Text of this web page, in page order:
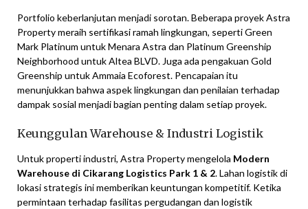
Portfolio keberlanjutan menjadi sorotan. Beberapa proyek Astra
Property meraih sertifikasi ramah lingkungan, seperti Green
Mark Platinum untuk Menara Astra dan Platinum Greenship
Neighborhood untuk Altea BLVD. Juga ada pengakuan Gold
Greenship untuk Ammaia Ecoforest. Pencapaian itu
menunjukkan bahwa aspek lingkungan dan penilaian terhadap
dampak sosial menjadi bagian penting dalam setiap proyek.
Keunggulan Warehouse & Industri Logistik
Untuk properti industri, Astra Property mengelola Modern
Warehouse di Cikarang Logistics Park 1 & 2. Lahan logistik di
lokasi strategis ini memberikan keuntungan kompetitif. Ketika
permintaan terhadap fasilitas pergudangan dan logistik